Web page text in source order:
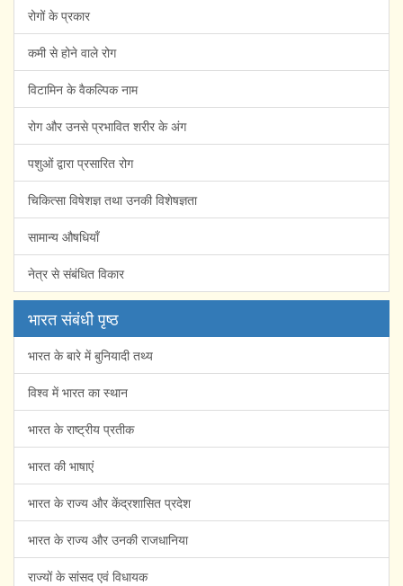
रोगों के प्रकार
कमी से होने वाले रोग
विटामिन के वैकल्पिक नाम
रोग और उनसे प्रभावित शरीर के अंग
पशुओं द्वारा प्रसारित रोग
चिकित्सा विषेशज्ञ तथा उनकी विशेषज्ञता
सामान्य औषधियाँ
नेत्र से संबंधित विकार
भारत संबंधी पृष्ठ
भारत के बारे में बुनियादी तथ्य
विश्व में भारत का स्थान
भारत के राष्ट्रीय प्रतीक
भारत की भाषाएं
भारत के राज्य और केंद्रशासित प्रदेश
भारत के राज्य और उनकी राजधानिया
राज्यों के सांसद एवं विधायक